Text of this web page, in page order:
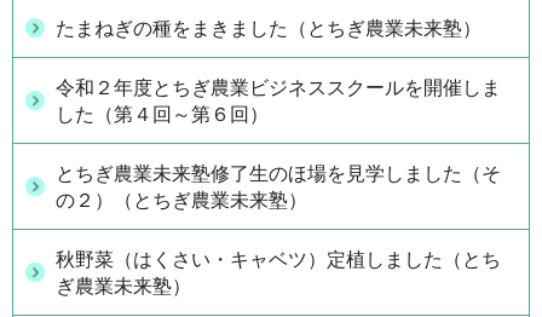
たまねぎの種をまきました（とちぎ農業未来塾）
令和２年度とちぎ農業ビジネススクールを開催しま
した（第４回～第６回）
とちぎ農業未来塾修了生のほ場を見学しました（そ
の２）（とちぎ農業未来塾）
秋野菜（はくさい・キャベツ）定植しました（とち
ぎ農業未来塾）